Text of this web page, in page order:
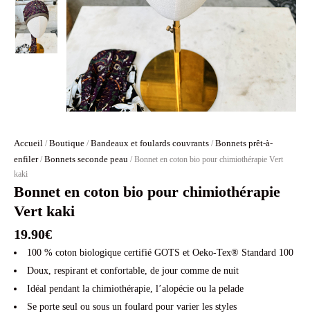
Accueil / Boutique / Bandeaux et foulards couvrants / Bonnets prêt-à-
enfiler/ Bonnets seconde peau / Bonnet en coton bio pour chimiothérapie Vert
kaki
Bonnet en coton bio pour chimiothérapie
Vert kaki
19.90€
100 % coton biologique certifié GOTS et Oeko-Tex® Standard 100
Doux, respirant et confortable, de jour comme de nuit
Idéal pendant la chimiothérapie, l’alopécie ou la pelade
Se porte seul ou sous un foulard pour varier les styles